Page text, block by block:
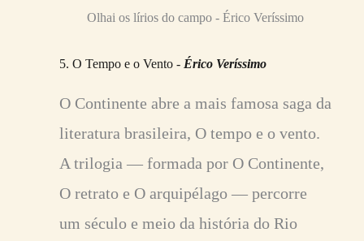
Olhai os lírios do campo - Érico Veríssimo
5. O Tempo e o Vento - Érico Veríssimo
O Continente abre a mais famosa saga da
literatura brasileira, O tempo e o vento.
A trilogia ― formada por O Continente,
O retrato e O arquipélago ― percorre
um século e meio da história do Rio